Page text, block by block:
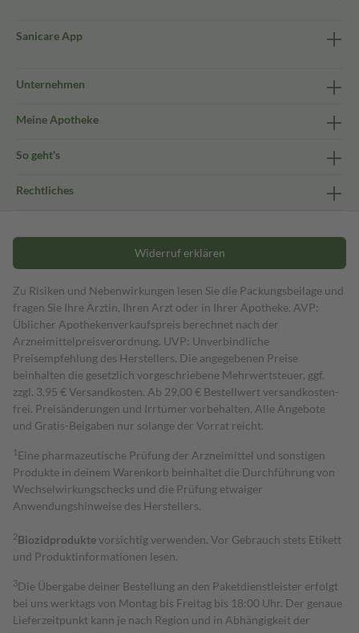
Sanicare App
Unternehmen
Meine Apotheke
So geht's
Rechtliches
Widerruf erklären
Zu Risiken und Nebenwirkungen lesen Sie die Packungsbeilage und
fragen Sie Ihre Ärztin, Ihren Arzt oder in Ihrer Apotheke. AVP:
Üblicher Apothekenverkaufspreis berechnet nach der
Arzneimittelpreisverordnung. UVP: Unverbindliche
Preisempfehlung des Herstellers. Die angegebenen Preise
beinhalten die gesetzlich vorgeschriebene Mehrwertsteuer, ggf.
zzgl. 3,95 € Versandkosten. Ab 29,00 € Bestell­wert versand­kosten­
frei. Preisänderungen und Irrtümer vorbehalten. Alle Angebote
und Gratis-Beigaben nur solange der Vorrat reicht.
1 Eine pharmazeutische Prüfung der Arzneimittel und sonstigen
Produkte in deinem Warenkorb beinhaltet die Durchführung von
Wechselwirkungschecks und die Prüfung etwaiger
Anwendungshinweise des Herstellers.
2Biozidproduktevorsichtig verwenden. Vor Gebrauch stets Etikett
und Produktinformationen lesen.
3Die Übergabe deiner Bestellung an den Paketdienstleister erfolgt
bei uns werktags von Montag bis Freitag bis 18:00 Uhr. Der genaue
Lieferzeitpunkt kann je nach Region und in Abhängigkeit der